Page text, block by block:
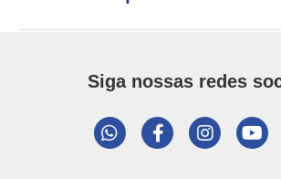
Siga nossas redes